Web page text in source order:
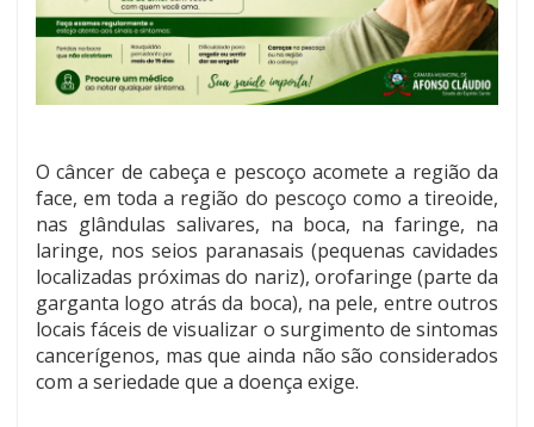
O câncer de cabeça e pescoço acomete a região da
face, em toda a região do pescoço como a tireoide,
nas glândulas salivares, na boca, na faringe, na
laringe, nos seios paranasais (pequenas cavidades
localizadas próximas do nariz), orofaringe (parte da
garganta logo atrás da boca), na pele, entre outros
locais fáceis de visualizar o surgimento de sintomas
cancerígenos, mas que ainda não são considerados
com a seriedade que a doença exige.